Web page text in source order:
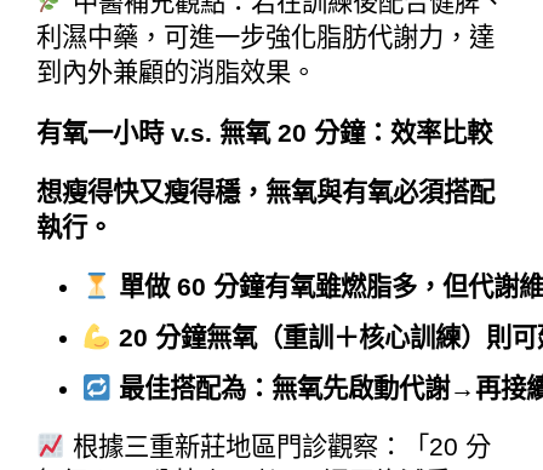
利濕中藥，可進一步強化脂肪代謝力，達
到內外兼顧的消脂效果。
有氧一小時 v.s. 無氧 20 分鐘：效率比較
想瘦得快又瘦得穩，無氧與有氧必須搭配
執行。
單做 60 分鐘有氧雖燃脂多，但代謝
20 分鐘無氧（重訓＋核心訓練）則
最佳搭配為：無氧先啟動代謝→再接
根據三重新莊地區門診觀察：「20 分